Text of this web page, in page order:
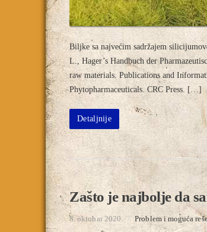
Biljke sa najvećim sadržajem
L., Hager’s Handbuch der
raw materials. Publications and
Phytopharmaceuticals. CRC Press. […]
Detaljnije
Zašto je najbolje da
8. oktobar 2020. / Problem i moguća